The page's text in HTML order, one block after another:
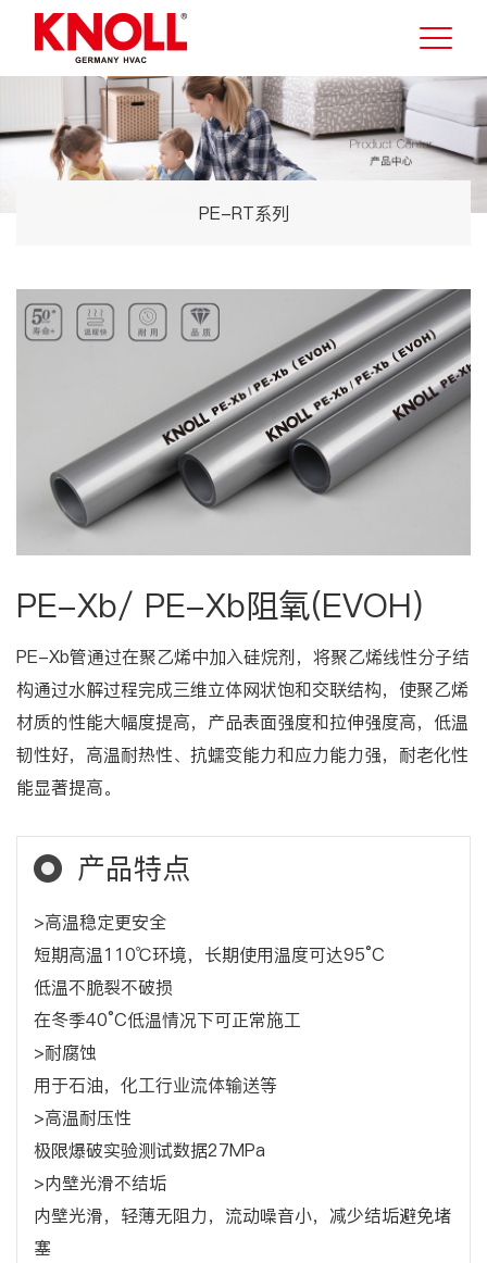
PE-RT系列
PE-Xb/ PE-Xb阻氧(EVOH)
PE-Xb管通过在聚乙烯中加入硅烷剂，将聚乙烯线性分子结
构通过水解过程完成三维立体网状饱和交联结构，使聚乙烯
材质的性能大幅度提高，产品表面强度和拉伸强度高，低温
韧性好，高温耐热性、抗蠕变能力和应力能力强，耐老化性
能显著提高。
产品特点
>高温稳定更安全
短期高温110℃环境，长期使用温度可达95°C
低温不脆裂不破损
在冬季40°C低温情况下可正常施工
>耐腐蚀
用于石油，化工行业流体输送等
>高温耐压性
极限爆破实验测试数据27MPa
>内壁光滑不结垢
内壁光滑，轻薄无阻力，流动噪音小，减少结垢避免堵
塞